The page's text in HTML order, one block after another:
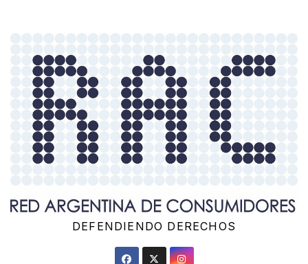
contenido
DEFENDIENDO DERECHOS